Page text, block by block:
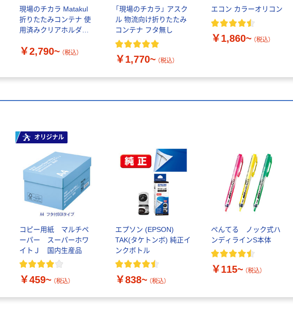
現場のチカラ Matakul
折りたたみコンテナ 使
用済みクリアホルダー
10%配合
￥2,790~ （税込）
「現場のチカラ」 アスク
ル 物流向け折りたたみ
コンテナ フタ無し
￥1,770~ （税込）
エコン カラーオリコン
￥1,860~ （税込）
オリジナル
コピー用紙 マルチペ
ーパー スーパーホワ
イトＪ 国内生産品
￥459~ （税込）
エプソン (EPSON)
TAK(タケトンボ) 純正イ
ンクボトル
￥838~ （税込）
ぺんてる ノック式ハ
ンディラインS本体
￥115~ （税込）